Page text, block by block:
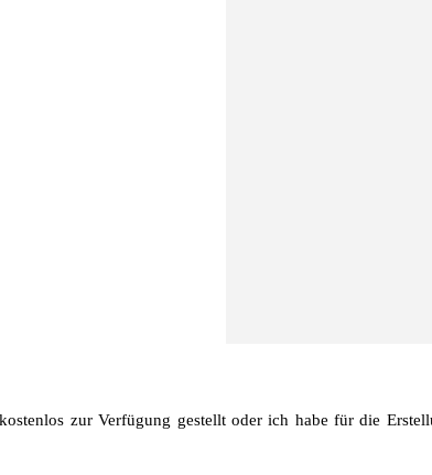
zur Verfügung gestellt oder ich habe für die